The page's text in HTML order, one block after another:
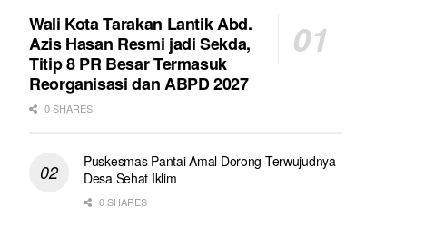
Wali Kota Tarakan Lantik Abd.
Azis Hasan Resmi jadi Sekda,
Titip 8 PR Besar Termasuk
Reorganisasi dan ABPD 2027
0 SHARES
Puskesmas Pantai Amal Dorong Terwujudnya
Desa Sehat Iklim
0 SHARES